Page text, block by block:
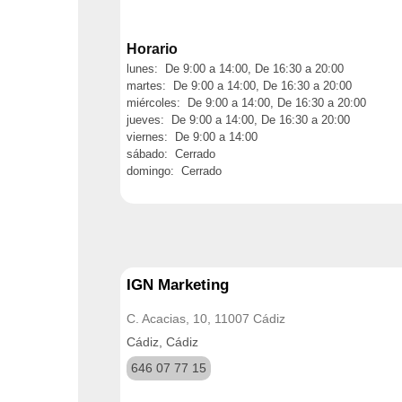
Horario
lunes: De 9:00 a 14:00, De 16:30 a 20:00
martes: De 9:00 a 14:00, De 16:30 a 20:00
miércoles: De 9:00 a 14:00, De 16:30 a 20:00
jueves: De 9:00 a 14:00, De 16:30 a 20:00
viernes: De 9:00 a 14:00
sábado: Cerrado
domingo: Cerrado
IGN Marketing
C. Acacias, 10, 11007 Cádiz
Cádiz, Cádiz
646 07 77 15